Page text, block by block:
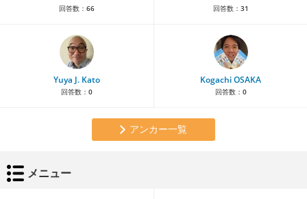
回答数： 66 回答数： 31
Yuya J. Kato
回答数： 0
Kogachi OSAKA
回答数： 0
アンカー一覧
メニュー